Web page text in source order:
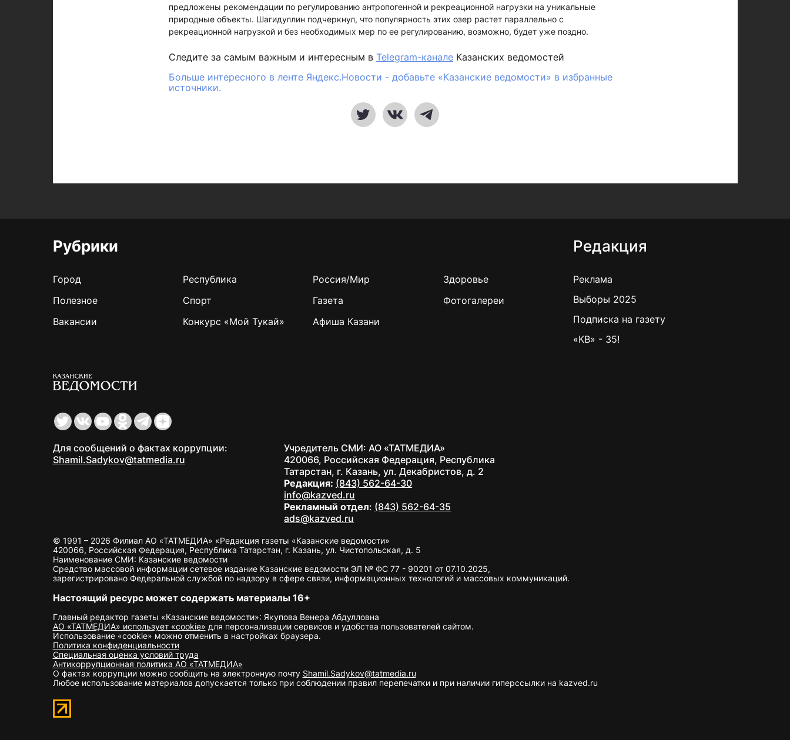
предложены рекомендации по регулированию антропогенной и рекреационной нагрузки на уникальные
природные объекты. Шагидуллин подчеркнул, что популярность этих озер растет параллельно с
рекреационной нагрузкой и без необходимых мер по ее регулированию, возможно, будет уже поздно.
Следите за самым важным и интересным в Telegram-канале Казанских ведомостей
Больше интересного в ленте Яндекс.Новости - добавьте «Казанские ведомости» в избранные
источники.
Рубрики
Город Республика Россия/Мир
Здоровье
Полезное
Спорт Газета
Фотогалереи
Вакансии
Конкурс «Мой Тукай» Афиша Казани
Редакция
Реклама
Выборы 2025
Подписка на газету
«КВ» - 35!
Для сообщений о фактах коррупции:
Shamil.Sadykov@tatmedia.ru
Учредитель СМИ: АО «ТАТМЕДИА»
420066, Российская Федерация, Республика
Татарстан, г. Казань, ул. Декабристов, д. 2
Редакция: (843) 562-64-30
info@kazved.ru
Рекламный отдел: (843) 562-64-35
ads@kazved.ru
© 1991 – 2026 Филиал АО «ТАТМЕДИА» «Редакция газеты «Казанские ведомости»
420066, Российская Федерация, Республика Татарстан, г. Казань, ул. Чистопольская, д. 5
Наименование СМИ: Казанские ведомости
Средство массовой информации сетевое издание Казанские ведомости ЭЛ № ФС 77 - 90201 от 07.10.2025,
зарегистрировано Федеральной службой по надзору в сфере связи, информационных технологий и массовых коммуникаций.
Настоящий ресурс может содержать материалы 16+
Главный редактор газеты «Казанские ведомости»: Якупова Венера Абдулловна
АО «ТАТМЕДИА» использует «cookie» для персонализации сервисов и удобства пользователей сайтом.
Использование «cookie» можно отменить в настройках браузера.
Политика конфиденциальности
Специальная оценка условий труда
Антикоррупционная политика АО «ТАТМЕДИА»
О фактах коррупции можно сообщить на электронную почту Shamil.Sadykov@tatmedia.ru
Любое использование материалов допускается только при соблюдении правил перепечатки и при наличии гиперссылки на kazved.ru